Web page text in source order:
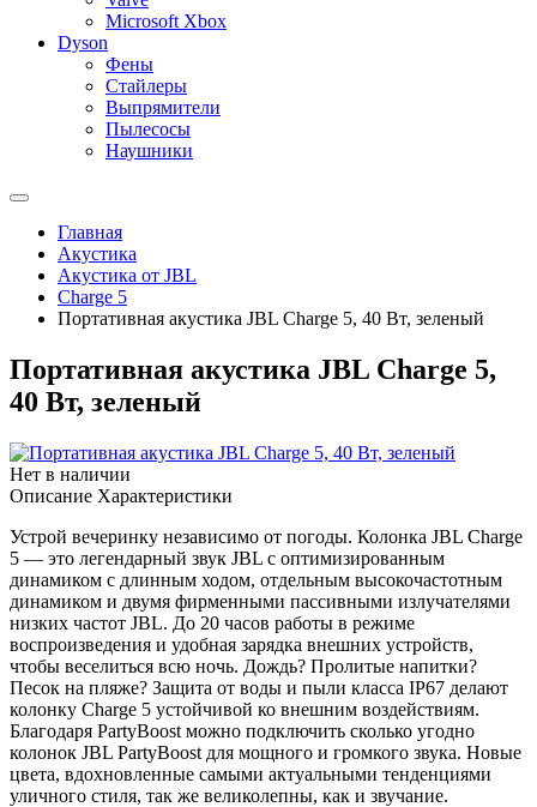
Microsoft Xbox
Dyson
Фены
Стайлеры
Выпрямители
Пылесосы
Наушники
Главная
Акустика
Акустика от JBL
Charge 5
Портативная акустика JBL Charge 5, 40 Вт, зеленый
Портативная акустика JBL Charge 5,
40 Вт, зеленый
Нет в наличии
Описание Характеристики
Устрой вечеринку независимо от погоды. Колонка JBL Charge
5 — это легендарный звук JBL с оптимизированным
динамиком с длинным ходом, отдельным высокочастотным
динамиком и двумя фирменными пассивными излучателями
низких частот JBL. До 20 часов работы в режиме
воспроизведения и удобная зарядка внешних устройств,
чтобы веселиться всю ночь. Дождь? Пролитые напитки?
Песок на пляже? Защита от воды и пыли класса IP67 делают
колонку Charge 5 устойчивой ко внешним воздействиям.
Благодаря PartyBoost можно подключить сколько угодно
колонок JBL PartyBoost для мощного и громкого звука. Новые
цвета, вдохновленные самыми актуальными тенденциями
уличного стиля, так же великолепны, как и звучание.